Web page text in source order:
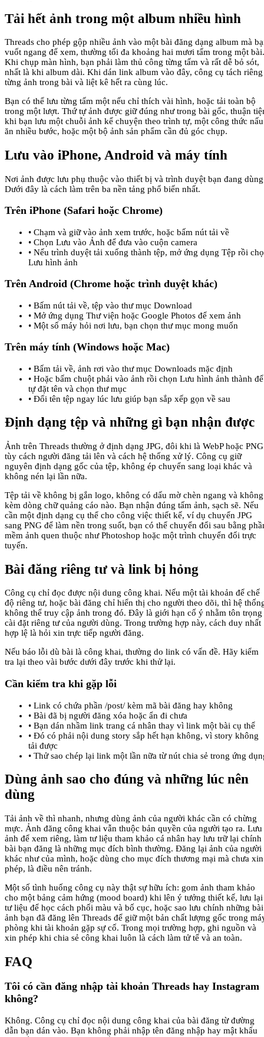
Tải hết ảnh trong một album nhiều hình
Threads cho phép gộp nhiều ảnh vào một bài đăng dạng album mà
vuốt ngang để xem, thường tối đa khoảng hai mươi tấm trong một bài.
Khi chụp màn hình, bạn phải làm thủ công từng tấm và rất dễ bỏ sót,
nhất là khi album dài. Khi dán link album vào đây, công cụ tách riêng
từng ảnh trong bài và liệt kê hết ra cùng lúc.
Bạn có thể lưu từng tấm một nếu chỉ thích vài hình, hoặc tải toàn bộ
trong một lượt. Thứ tự ảnh được giữ đúng như trong bài gốc, thuận
khi bạn lưu một chuỗi ảnh kể chuyện theo trình tự, một công thức nấu
ăn nhiều bước, hoặc một bộ ảnh sản phẩm cần đủ góc chụp.
Lưu vào iPhone, Android và máy tính
Nơi ảnh được lưu phụ thuộc vào thiết bị và trình duyệt bạn đang
Dưới đây là cách làm trên ba nền tảng phổ biến nhất.
Trên iPhone (Safari hoặc Chrome)
• Chạm và giữ vào ảnh xem trước, hoặc bấm nút tải về
• Chọn Lưu vào Ảnh để đưa vào cuộn camera
• Nếu trình duyệt tải xuống thành tệp, mở ứng dụng Tệp rồi
Lưu hình ảnh
Trên Android (Chrome hoặc trình duyệt khác)
• Bấm nút tải về, tệp vào thư mục Download
• Mở ứng dụng Thư viện hoặc Google Photos để xem ảnh
• Một số máy hỏi nơi lưu, bạn chọn thư mục mong muốn
Trên máy tính (Windows hoặc Mac)
• Bấm tải về, ảnh rơi vào thư mục Downloads mặc định
• Hoặc bấm chuột phải vào ảnh rồi chọn Lưu hình ảnh thành để
tự đặt tên và chọn thư mục
• Đổi tên tệp ngay lúc lưu giúp bạn sắp xếp gọn về sau
Định dạng tệp và những gì bạn nhận được
Ảnh trên Threads thường ở định dạng JPG, đôi khi là WebP hoặc PNG
tùy cách người đăng tải lên và cách hệ thống xử lý. Công cụ giữ
nguyên định dạng gốc của tệp, không ép chuyển sang loại khác và
không nén lại lần nữa.
Tệp tải về không bị gắn logo, không có dấu mờ chèn ngang và không
kèm dòng chữ quảng cáo nào. Bạn nhận đúng tấm ảnh, sạch sẽ. Nếu
cần một định dạng cụ thể cho công việc thiết kế, ví dụ chuyển JPG
sang PNG để làm nền trong suốt, bạn có thể chuyển đổi sau bằng
mềm ảnh quen thuộc như Photoshop hoặc một trình chuyển đổi trực
tuyến.
Bài đăng riêng tư và link bị hỏng
Công cụ chỉ đọc được nội dung công khai. Nếu một tài khoản để chế
độ riêng tư, hoặc bài đăng chỉ hiển thị cho người theo dõi, thì hệ
không thể truy cập ảnh trong đó. Đây là giới hạn cố ý nhằm tôn trọng
cài đặt riêng tư của người dùng. Trong trường hợp này, cách duy nhất
hợp lệ là hỏi xin trực tiếp người đăng.
Nếu báo lỗi dù bài là công khai, thường do link có vấn đề. Hãy kiểm
tra lại theo vài bước dưới đây trước khi thử lại.
Cần kiểm tra khi gặp lỗi
• Link có chứa phần /post/ kèm mã bài đăng hay không
• Bài đã bị người đăng xóa hoặc ẩn đi chưa
• Bạn dán nhầm link trang cá nhân thay vì link một bài cụ thể
• Đó có phải nội dung story sắp hết hạn không, vì story không
tải được
• Thử sao chép lại link một lần nữa từ nút chia sẻ trong ứng
Dùng ảnh sao cho đúng và những lúc nên
dùng
Tải ảnh về thì nhanh, nhưng dùng ảnh của người khác cần có chừng
mực. Ảnh đăng công khai vẫn thuộc bản quyền của người tạo ra. Lưu
ảnh để xem riêng, làm tư liệu tham khảo cá nhân hay lưu trữ lại chính
bài bạn đăng là những mục đích bình thường. Đăng lại ảnh của người
khác như của mình, hoặc dùng cho mục đích thương mại mà chưa xin
phép, là điều nên tránh.
Một số tình huống công cụ này thật sự hữu ích: gom ảnh tham khảo
cho một bảng cảm hứng (mood board) khi lên ý tưởng thiết kế, lưu lại
tư liệu để học cách phối màu và bố cục, hoặc sao lưu chính những bài
ảnh bạn đã đăng lên Threads để giữ một bản chất lượng gốc trong
phòng khi tài khoản gặp sự cố. Trong mọi trường hợp, ghi nguồn và
xin phép khi chia sẻ công khai luôn là cách làm tử tế và an toàn.
FAQ
Tôi có cần đăng nhập tài khoản Threads hay Instagram
không?
Không. Công cụ chỉ đọc nội dung công khai của bài đăng từ đường
dẫn bạn dán vào. Bạn không phải nhập tên đăng nhập hay mật khẩu